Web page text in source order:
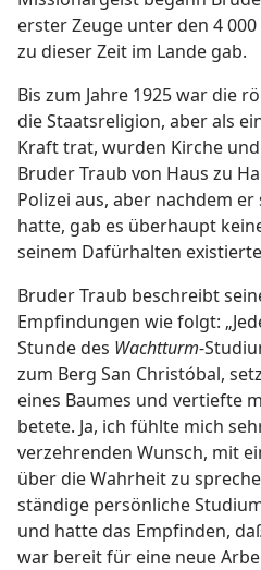
erster Zeuge unter den 4
zu dieser Zeit im Lande gab.
Bis zum Jahre 1925 war die
die Staatsreligion, aber als
Kraft trat, wurden Kirche
Bruder Traub von Haus zu
Polizei aus, aber nachdem
hatte, gab es überhaupt
seinem Dafürhalten
Bruder Traub beschreibt
Empfindungen wie folgt:
Stunde des Wachtturm-
zum Berg San Christóbal,
eines Baumes und vertiefte
betete. Ja, ich fühlte mich
verzehrenden Wunsch, mit
über die Wahrheit zu
ständige persönliche
und hatte das Empfinden,
war bereit für eine neue